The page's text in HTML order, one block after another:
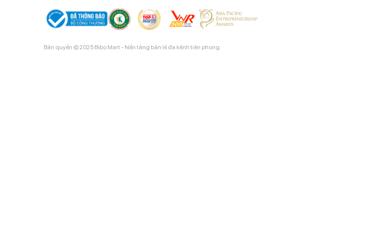
Bản quyền © 2025 Bibo Mart - Nền tảng bán lẻ đa kênh tiên phong.